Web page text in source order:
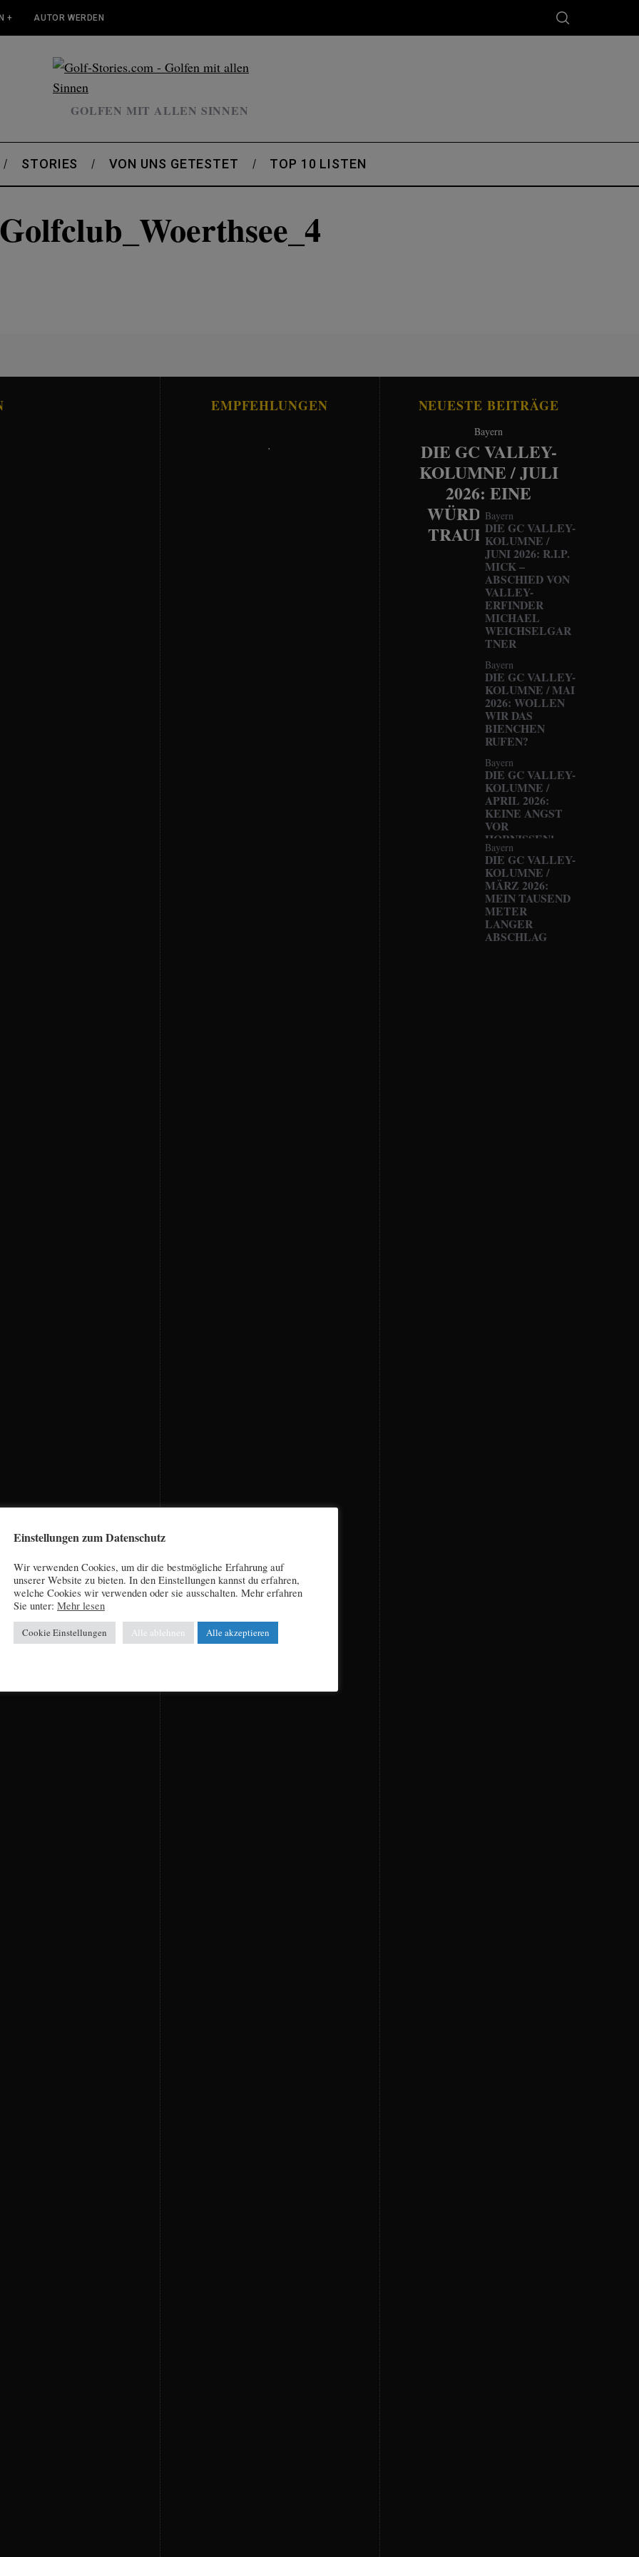
+ AUTOR WERDEN
GOLFEN MIT ALLEN SINNEN
STORIES VON UNS GETESTET TOP 10 LISTEN
Golfclub_Woerthsee_4
EMPFEHLUNGEN
.
NEUESTE BEITRÄGE
Bayern
DIE GC VALLEY-
KOLUMNE / JULI
2026: EINE
WÜRDEVOLLE
TRAUERFEIER
Bayern
DIE GC VALLEY-
KOLUMNE /
JUNI 2026: R.I.P.
MICK –
ABSCHIED VON
VALLEY-
ERFINDER
MICHAEL
WEICHSELGAR
TNER
Bayern
DIE GC VALLEY-
KOLUMNE / MAI
2026: WOLLEN
WIR DAS
BIENCHEN
RUFEN?
Bayern
DIE GC VALLEY-
KOLUMNE /
APRIL 2026:
KEINE ANGST
VOR
HORNISSEN!
Bayern
DIE GC VALLEY-
KOLUMNE /
MÄRZ 2026:
MEIN TAUSEND
METER
LANGER
ABSCHLAG
Einstellungen zum Datenschutz
Wir verwenden Cookies, um dir die bestmögliche Erfahrung auf
unserer Website zu bieten. In den Einstellungen kannst du erfahren,
welche Cookies wir verwenden oder sie ausschalten. Mehr erfahren
Sie unter: Mehr lesen
Cookie Einstellungen Alle ablehnen Alle akzeptieren